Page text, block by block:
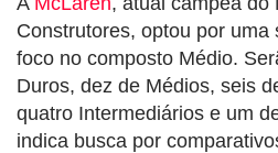
Construtores, optou por uma
foco no composto Médio.
Duros, dez de Médios, seis
quatro Intermediários e um
indica busca por